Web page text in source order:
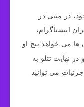
در متنی در
اینستاگرام،
ها می خواهد پیج او
در نهایت تتلو به
می توانید